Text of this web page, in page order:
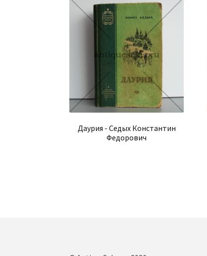
Даурия - Седых Константин
Федорович